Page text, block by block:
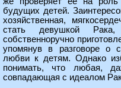
будущих детей.
хозяйственная,
стать девушкой
собственноручно
упомянув в разговоре о
любви к детям. Однако
понимать, что любая,
совпадающая с идеалом